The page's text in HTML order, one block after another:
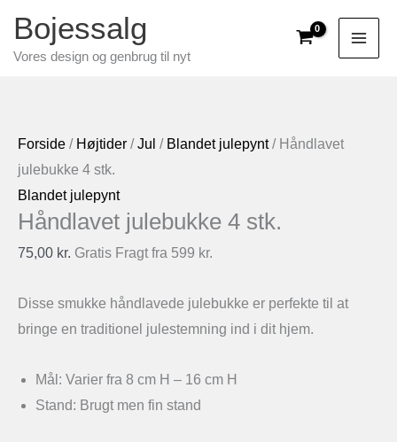
indholdet
Bojessalg
Vores design og genbrug til nyt
Forside / Højtider /Jul / Blandet julepynt/ Håndlavet
julebukke 4 stk.
Blandet julepynt
Håndlavet julebukke 4 stk.
75,00 kr. Gratis Fragt fra 599 kr.
Disse smukke håndlavede julebukke er perfekte til at
bringe en traditionel julestemning ind i dit hjem.
Mål: Varier fra 8 cm H – 16 cm H
Stand: Brugt men fin stand